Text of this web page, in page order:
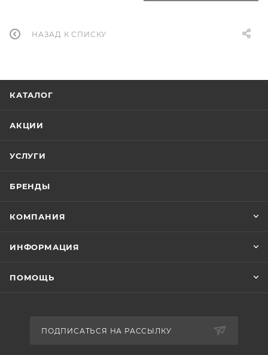
НАЗАД К СПИСКУ
КАТАЛОГ
АКЦИИ
УСЛУГИ
БРЕНДЫ
КОМПАНИЯ
ИНФОРМАЦИЯ
ПОМОЩЬ
ПОДПИСАТЬСЯ НА РАССЫЛКУ